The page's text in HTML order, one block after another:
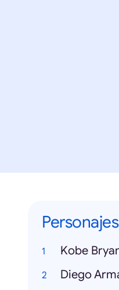
Personajes
Kobe
Diego